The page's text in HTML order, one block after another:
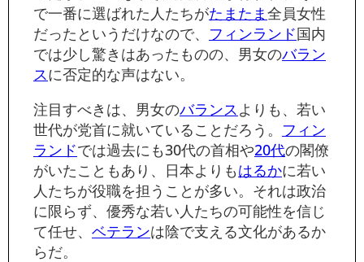
で一番に選ばれた人たちがたまたま全員女性
だったというだけなので、 フィンランド国内
では少し驚きはあったものの、男女のバラン
スに否定的な声はない。
注目すべきは、男女のバランス よりも、若い
世代が党首に就いていることだろう。 フィン
ランドでは過去にも30代の首相や20代の閣僚
がいたこともあり、日本よりもはるかに若い
人たちが役職を担うことが多い。それは政治
に限らず、優秀な若い人たちの可能性を信じ
て任せ、 ベテランは陰で支える文化があるか
らだ。